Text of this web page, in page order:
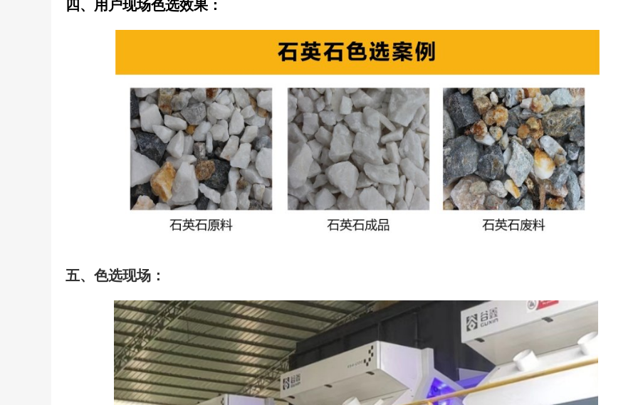
四、用户现场色选效果：
五、色选现场：